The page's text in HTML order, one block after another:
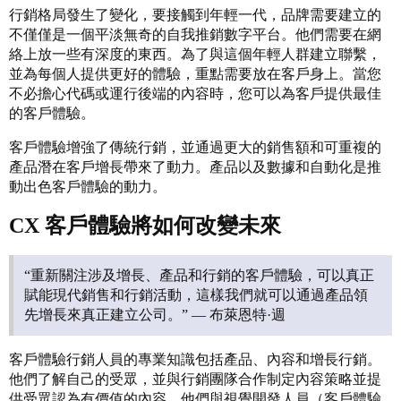
行銷格局發生了變化，要接觸到年輕一代，品牌需要建立的
不僅僅是一個平淡無奇的自我推銷數字平台。他們需要在網
絡上放一些有深度的東西。為了與這個年輕人群建立聯繫，
並為每個人提供更好的體驗，重點需要放在客戶身上。當您
不必擔心代碼或運行後端的內容時，您可以為客戶提供最佳
的客戶體驗。
客戶體驗增強了傳統行銷，並通過更大的銷售額和可重複的
產品潛在客戶增長帶來了動力。產品以及數據和自動化是推
動出色客戶體驗的動力。
CX 客戶體驗將如何改變未來
“重新關注涉及增長、產品和行銷的客戶體驗，可以真正
賦能現代銷售和行銷活動，這樣我們就可以通過產品領
先增長來真正建立公司。” — 布萊恩特·週
客戶體驗行銷人員的專業知識包括產品、內容和增長行銷。
他們了解自己的受眾，並與行銷團隊合作制定內容策略並提